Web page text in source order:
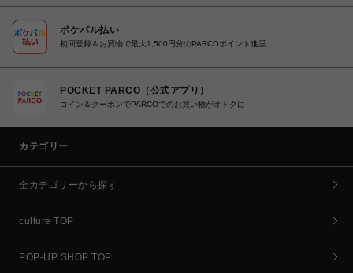
ポケパル払い
初回登録＆お買物で最大1,500円分のPARCOポイント進呈
POCKET PARCO（公式アプリ）
コイン＆クーポンでPARCOでのお買い物がオトクに
カテゴリー
全カテゴリーから探す
culture TOP
POP-UP SHOP TOP